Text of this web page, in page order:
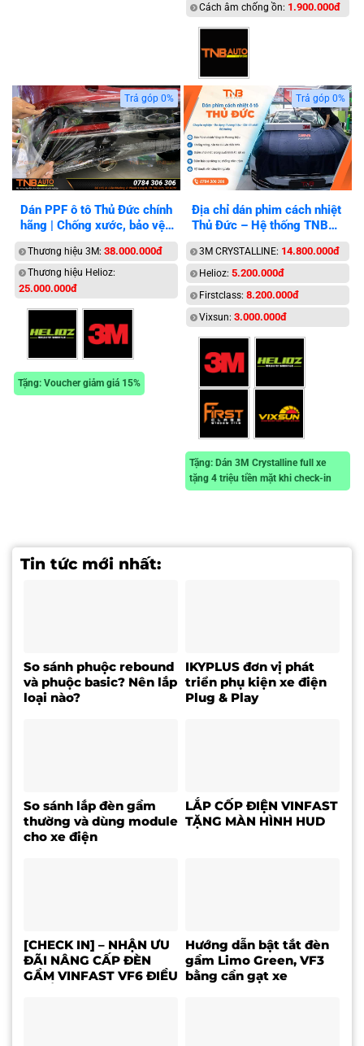
Cách âm chống ồn: 1.900.000đ
Trả góp 0%
Dán PPF ô tô Thủ Đức chính
hãng | Chống xước, bảo vệ
tối đa
Thương hiệu 3M: 38.000.000đ
Thương hiệu Helioz:
25.000.000đ
Tặng: Voucher giảm giá 15%
Trả góp 0%
Địa chỉ dán phim cách nhiệt
Thủ Đức – Hệ thống TNB
Auto
3M CRYSTALLINE: 14.800.000đ
Helioz: 5.200.000đ
Firstclass: 8.200.000đ
Vixsun: 3.000.000đ
Tặng: Dán 3M Crystalline full xe
tặng 4 triệu tiền mặt khi check-in
Tin tức mới nhất:
So sánh phuộc rebound
và phuộc basic? Nên lắp
loại nào?
IKYPLUS đơn vị phát
triển phụ kiện xe điện
Plug & Play
So sánh lắp đèn gầm
thường và dùng module
cho xe điện
LẮP CỐP ĐIỆN VINFAST
TẶNG MÀN HÌNH HUD
[CHECK IN] – NHẬN ƯU
ĐÃI NÂNG CẤP ĐÈN
GẦM VINFAST VF6 ĐIỀU
Hướng dẫn bật tắt đèn
gầm Limo Green, VF3
bằng cần gạt xe